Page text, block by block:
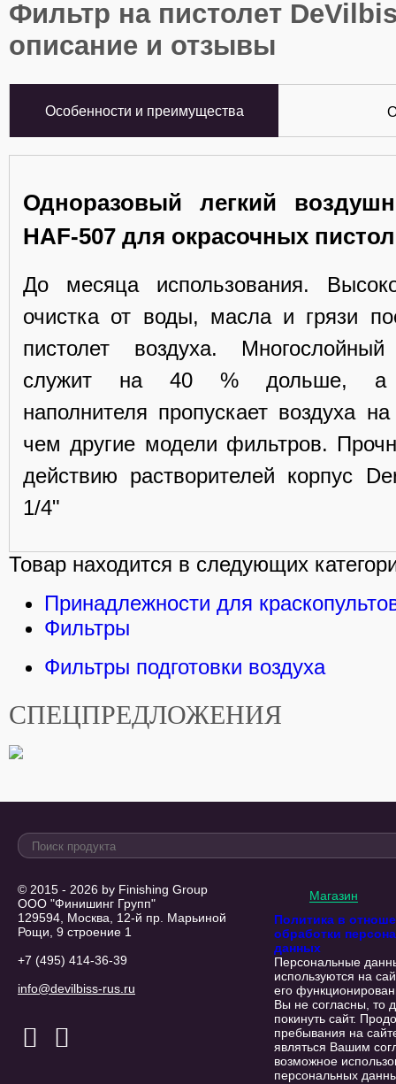
Фильтр на пистолет
описание и отзывы
Особенности и преимущества
Одноразовый легкий
HAF-507 для окрасочных
До месяца использования.
очистка от воды, масла и грязи
пистолет воздуха. Многослойный
служит на 40 % дольше, а
наполнителя пропускает воздуха
чем другие модели фильтров.
действию растворителей корпус
1/4"
Товар находится в следующих
Принадлежности для
Фильтры
Фильтры подготовки воздуха
СПЕЦПРЕДЛОЖЕНИЯ
© 2015 - 2026 by Finishing Group
ООО "Финишинг Групп"
129594, Москва, 12-й пр. Марьиной
Рощи, 9 строение 1
+7 (495) 414-36-39
info@devilbiss-rus.ru
Магазин
Политика в
обработки
данных
Персональные
используются на
его
Вы не согласны, то
покинуть сайт.
пребывания на
являться Вашим
возможное
персональных